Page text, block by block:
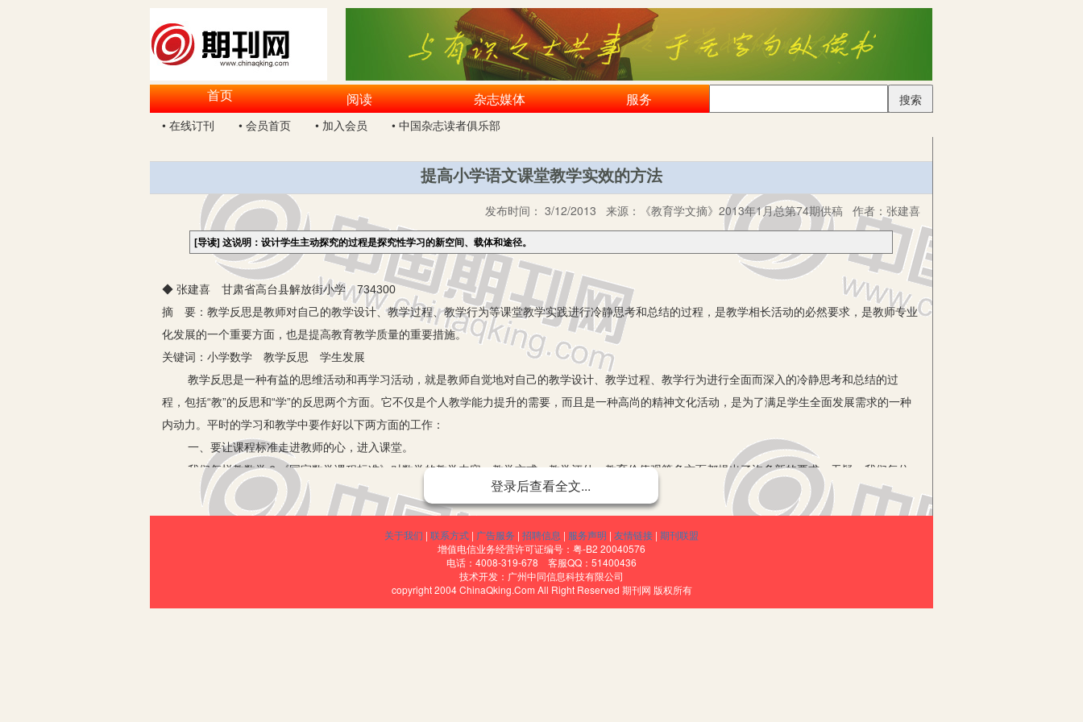
首页 阅读 杂志媒体 服务
搜索
• 在线订刊
• 会员首页 • 加入会员 • 中国杂志读者俱乐部
提高小学语文课堂教学实效的方法
发布时间： 3/12/2013 来源： 《教育学文摘》2013年1月总第74期供稿 作者： 张建喜
[导读]这说明：设计学生主动探究的过程是探究性学习的新空间、载体和途径。
◆ 张建喜 甘肃省高台县解放街小学 734300
摘 要：教学反思是教师对自己的教学设计、教学过程、教学行为等课堂教学实践进行冷静思考和总结的过程，是教学相长活动的必然要求，是教师专业
化发展的一个重要方面，也是提高教育教学质量的重要措施。
关键词：小学数学 教学反思 学生发展
教学反思是一种有益的思维活动和再学习活动，就是教师自觉地对自己的教学设计、教学过程、教学行为进行全面而深入的冷静思考和总结的过
程，包括“教”的反思和“学”的反思两个方面。它不仅是个人教学能力提升的需要，而且是一种高尚的精神文化活动，是为了满足学生全面发展需求的一种
内动力。平时的学习和教学中要作好以下两方面的工作：
一、要让课程标准走进教师的心，进入课堂。
我们怎样教数学？《国家数学课程标准》对数学的教学内容、教学方式、教学评估、教育价值观等多方面都提出了许多新的要求。无疑，我们每位
数学教师置身其中去迎接这种挑战，是我们必须重新思考的问题。我们要积极参与新课程标准及新教材的培训和学习，学习先进的教育教学理论，在认真
学习和集中培训的基础上，要让新课程标准的基本理念、全新的框架、设计思路、明晰的课程目标、内容标准进入教师的内心，进入课堂。
二、课堂教学，师生之间、学生之间交往互动，共同发展。
我们每位数学教师都是课堂教学的实践者，为保证新课程标准的落实，我们要把课堂教学作为有利于学生主动探索的数学学习环境，把学生获得知
识和技能的同时在情感态度与价值观等方面都能够充分发展作为教学改革的基本指导思想，把数学教学看成是师生之间、学生之间交往互动、共同发展的
登录后查看全文...
关于我们 | 联系方式 | 广告服务 | 招聘信息 | 服务声明 | 友情链接 | 期刊联盟
增值电信业务经营许可证编号：粤-B2 20040576
电话：4008-319-678 客服QQ：51400436
技术开发：广州中同信息科技有限公司
copyright 2004 ChinaQking.Com All Right Reserved 期刊网 版权所有